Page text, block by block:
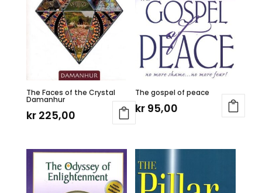
The Faces of the Crystal
Damanhur
kr225,00
The gospel of peace
kr 95,00